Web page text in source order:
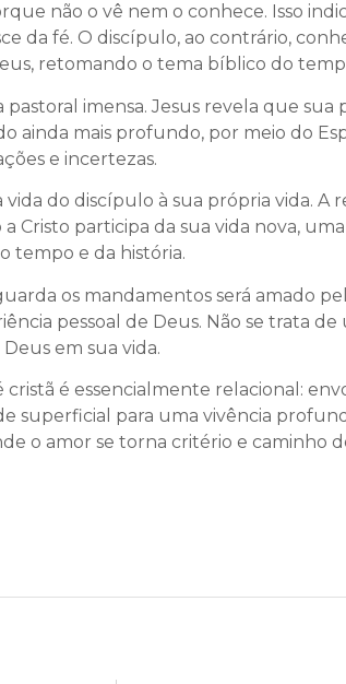
não o vê nem o conhece. Isso
da fé. O discípulo, ao contrário,
retomando o tema bíblico do
imensa. Jesus revela que
ainda mais profundo, por meio do
e incertezas.
vida do discípulo à sua própria vida.
Cristo participa da sua vida nova,
tempo e da história.
os mandamentos será amado
pessoal de Deus. Não se trata
em sua vida.
é essencialmente relacional:
superficial para uma vivência
o amor se torna critério e caminho